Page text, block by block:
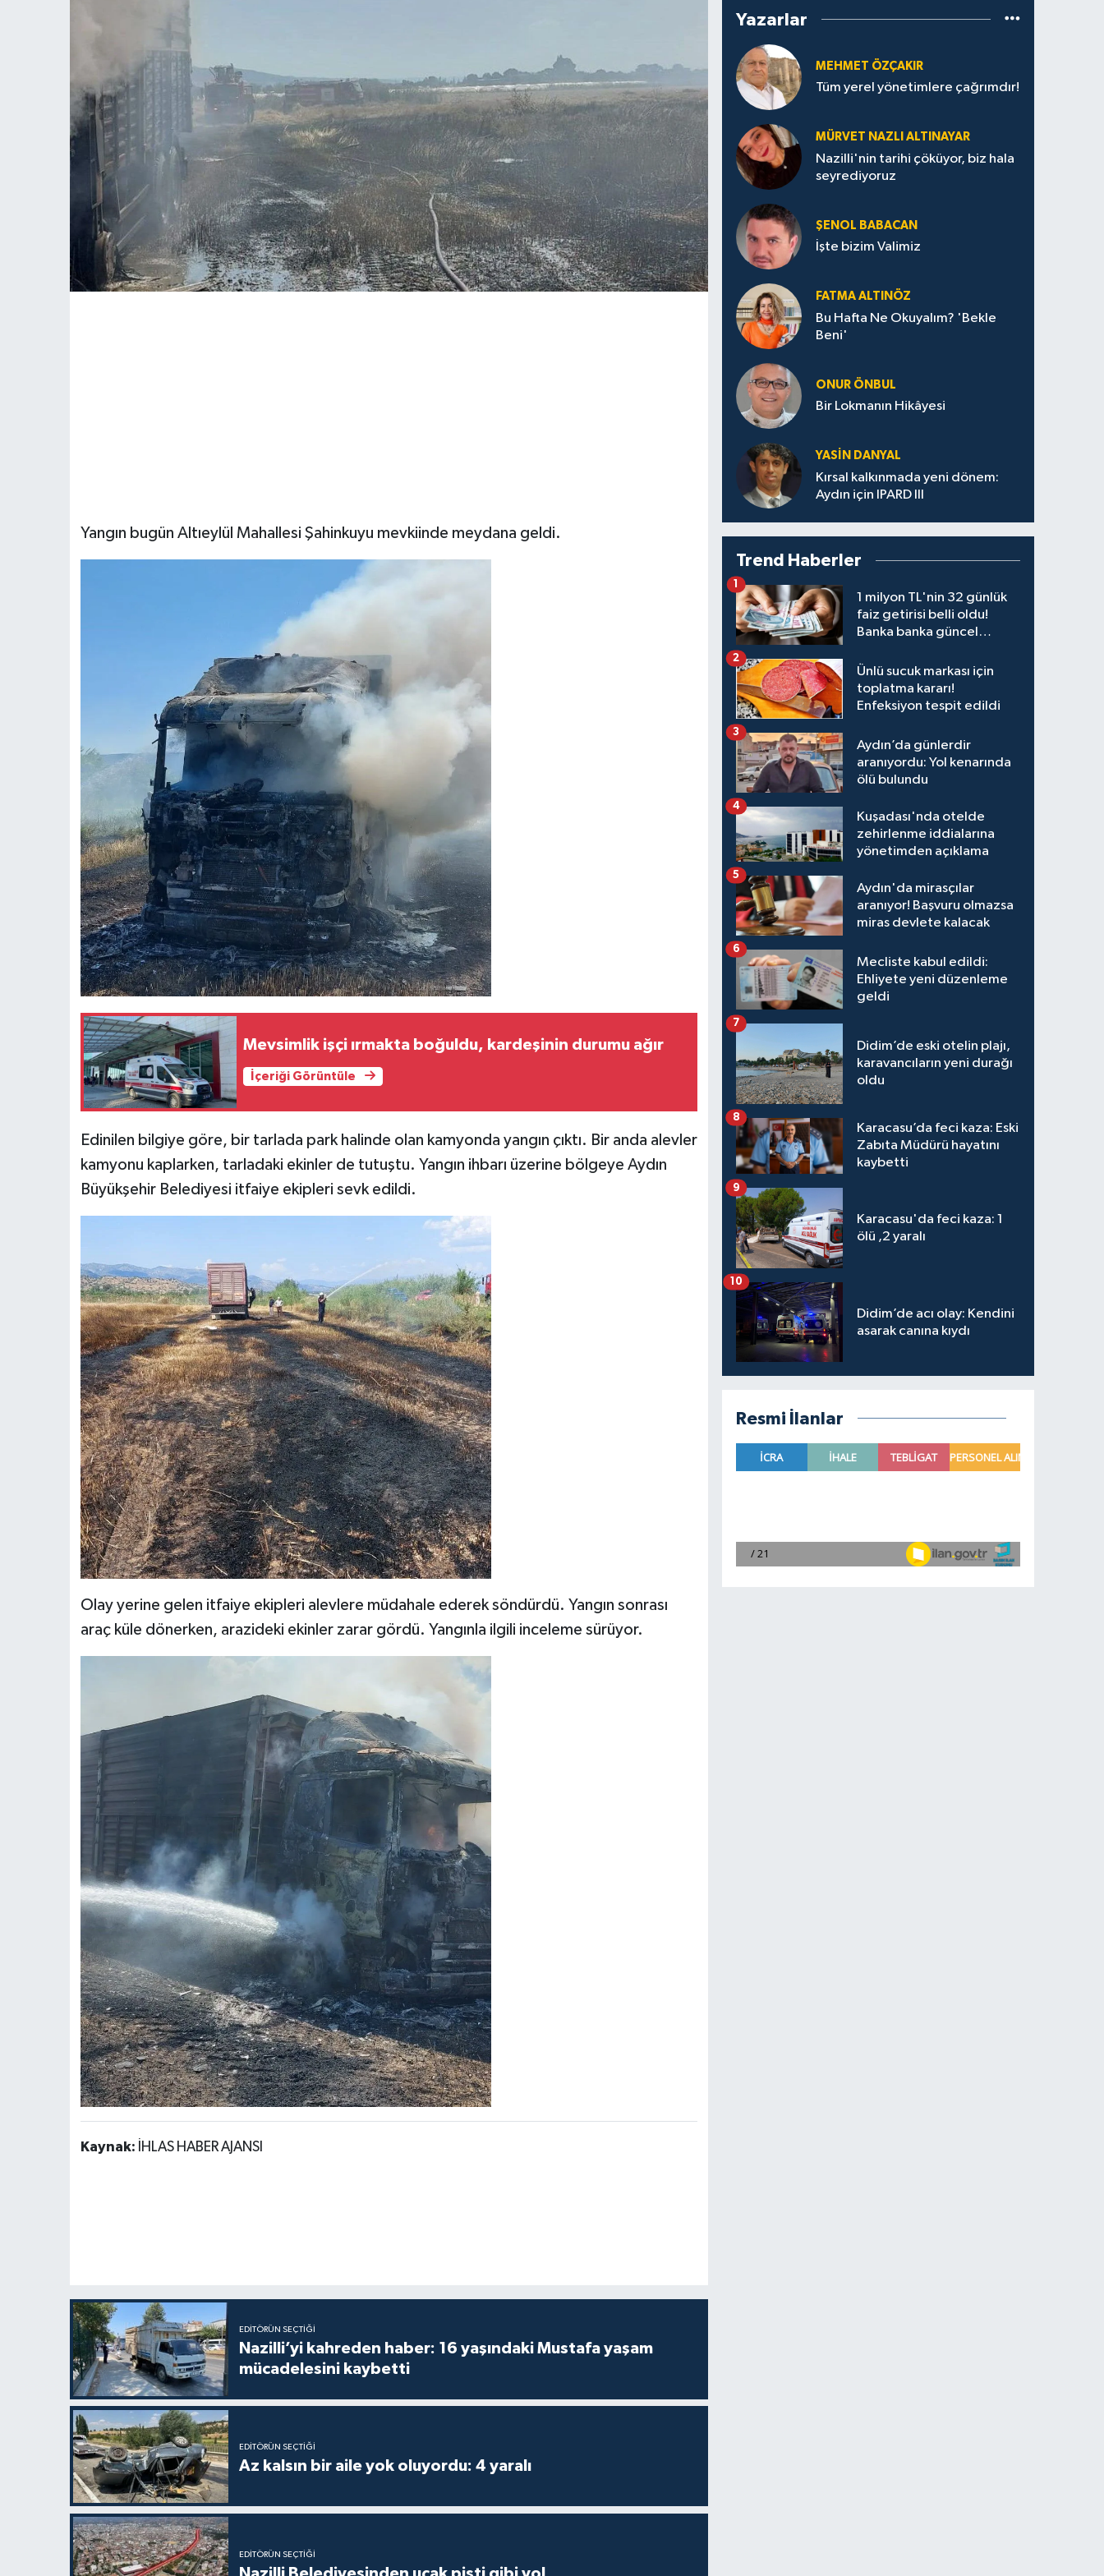
Yangın bugün Altıeylül Mahallesi Şahinkuyu mevkiinde meydana geldi.
Mevsimlik işçi ırmakta boğuldu, kardeşinin durumu ağır
İçeriği Görüntüle
Edinilen bilgiye göre, bir tarlada park halinde olan kamyonda yangın çıktı. Bir anda alevler
kamyonu kaplarken, tarladaki ekinler de tutuştu. Yangın ihbarı üzerine bölgeye Aydın
Büyükşehir Belediyesi itfaiye ekipleri sevk edildi.
Olay yerine gelen itfaiye ekipleri alevlere müdahale ederek söndürdü. Yangın sonrası
araç küle dönerken, arazideki ekinler zarar gördü. Yangınla ilgili inceleme sürüyor.
Kaynak: İHLAS HABER AJANSI
EDITÖRÜN SEÇTIĞI
Nazilli’yi kahreden haber: 16 yaşındaki Mustafa yaşam
mücadelesini kaybetti
EDITÖRÜN SEÇTIĞI
Az kalsın bir aile yok oluyordu: 4 yaralı
EDITÖRÜN SEÇTIĞI
Yazarlar
MEHMET ÖZÇAKIR
Tüm yerel yönetimlere çağrımdır!
MÜRVET NAZLI ALTINAYAR
Nazilli'nin tarihi çöküyor, biz hala
seyrediyoruz
ŞENOL BABACAN
İşte bizim Valimiz
FATMA ALTINÖZ
Bu Hafta Ne Okuyalım? 'Bekle
Beni'
ONUR ÖNBUL
Bir Lokmanın Hikâyesi
YASIN DANYAL
Kırsal kalkınmada yeni dönem:
Aydın için IPARD III
Trend Haberler
1 milyon TL'nin 32 günlük
faiz getirisi belli oldu!
Banka banka güncel
1
Ünlü sucuk markası için
toplatma kararı!
Enfeksiyon tespit edildi
2
Aydın’da günlerdir
aranıyordu: Yol kenarında
ölü bulundu
3
Kuşadası'nda otelde
zehirlenme iddialarına
yönetimden açıklama
4
Aydın'da mirasçılar
aranıyor! Başvuru olmazsa
miras devlete kalacak
5
Mecliste kabul edildi:
Ehliyete yeni düzenleme
geldi
6
Didim’de eski otelin plajı,
karavancıların yeni durağı
oldu
7
Karacasu’da feci kaza: Eski
Zabıta Müdürü hayatını
kaybetti
8
Karacasu'da feci kaza: 1
ölü ,2 yaralı
9
Didim’de acı olay: Kendini
asarak canına kıydı
10
Resmi İlanlar